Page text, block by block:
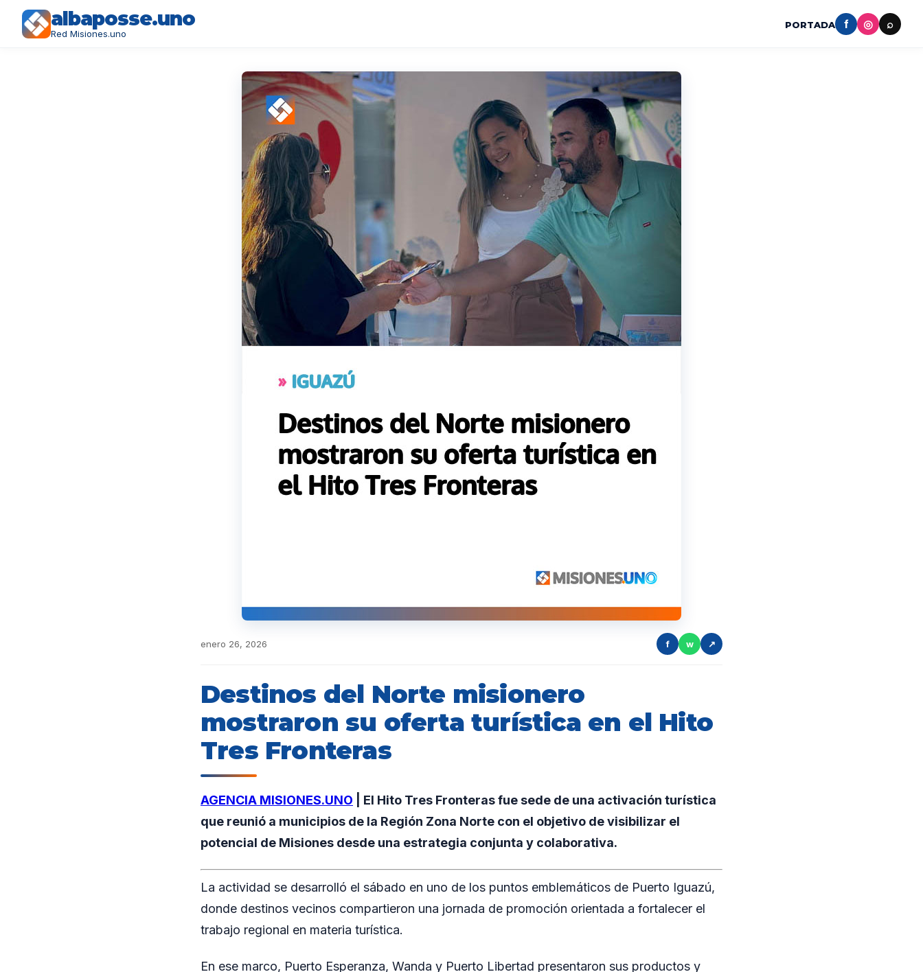
albaposse.uno
Red Misiones.uno
PORTADA f ◎ ⌕
enero 26, 2026 f w ↗
Destinos del Norte misionero
mostraron su oferta turística en el Hito
Tres Fronteras
AGENCIA MISIONES.UNO | El Hito Tres Fronteras fue sede de una activación turística
que reunió a municipios de la Región Zona Norte con el objetivo de visibilizar el
potencial de Misiones desde una estrategia conjunta y colaborativa.
La actividad se desarrolló el sábado en uno de los puntos emblemáticos de Puerto Iguazú,
donde destinos vecinos compartieron una jornada de promoción orientada a fortalecer el
trabajo regional en materia turística.
En ese marco, Puerto Esperanza, Wanda y Puerto Libertad presentaron sus productos y